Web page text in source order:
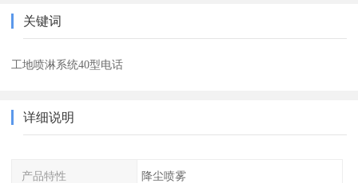
关键词
工地喷淋系统40型电话
详细说明
产品特性 降尘喷雾